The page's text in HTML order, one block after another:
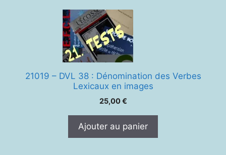
21019 – DVL 38 : Dénomination des Verbes
Lexicaux en images
25,00€
Ajouter au panier